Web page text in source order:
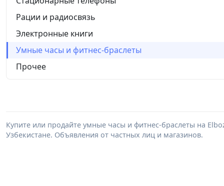
Рации и радиосвязь
Электронные книги
Умные часы и фитнес-браслеты
Прочее
Купите или продайте умные часы и фитнес-браслеты на
Узбекистане. Объявления от частных лиц и магазинов.